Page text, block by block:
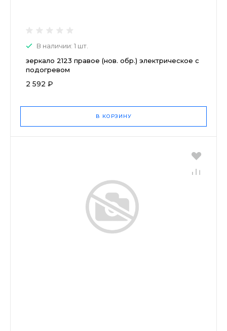
В наличии: 1 шт.
зеркало 2123 правое (нов. обр.) электрическое с
подогревом
2 592 ₽
В КОРЗИНУ